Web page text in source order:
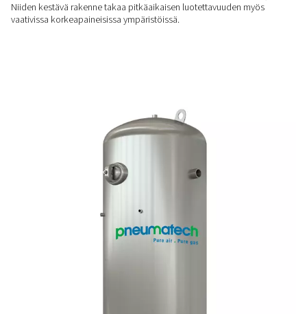
Kapasiteetin ja paineen
SERTIFIOITUA TURVALLISUUTTA
Vaatimustenmukaisuus ja
kestävyys
PED 2014/68/EU – AD 2000 -direktiivin mukainen, moduuli:
standardit, DBH-vastaanottimet täyttävät tiukat
Niiden kestävä rakenne takaa pitkäaikaisen luotettavuuden